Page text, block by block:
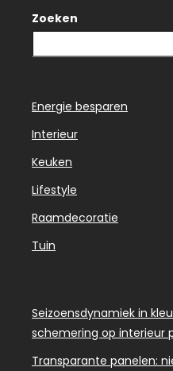
Zoeken
Energie besparen
Interieur
Keuken
Lifestyle
Raamdecoratie
Tuin
Seizoensdynamiek in
schemering op interieur
Transparante panelen: